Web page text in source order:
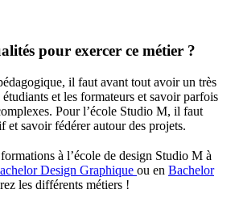
pour exercer ce métier ?
il faut avant tout avoir un très
et les formateurs et savoir parfois
Pour l’école Studio M, il faut
et savoir fédérer autour des projets.
à l’école de design Studio M à
Design Graphique ou en Bachelor
les différents métiers !